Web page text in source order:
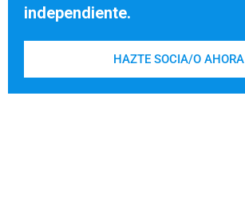
independiente.
HAZTE SOCIA/O AHORA